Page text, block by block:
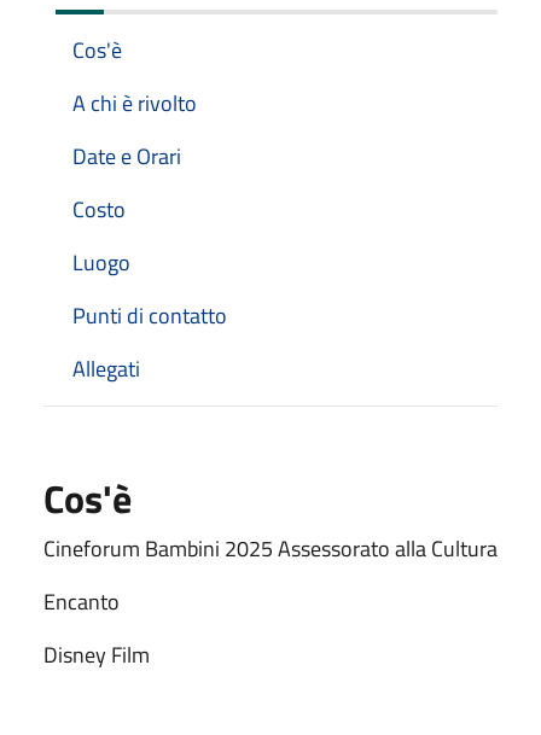
Cos'è
A chi è rivolto
Date e Orari
Costo
Luogo
Punti di contatto
Allegati
Cos'è
Cineforum Bambini 2025 Assessorato alla Cultura
Encanto
Disney Film